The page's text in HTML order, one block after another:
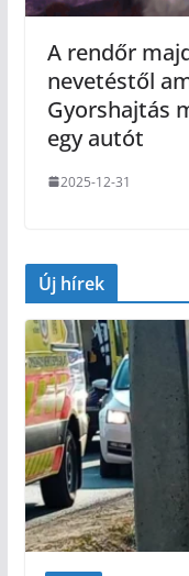
A rendőr
nevetéstől
Gyorshajtás
egy autót
2025-12-31
Új hírek